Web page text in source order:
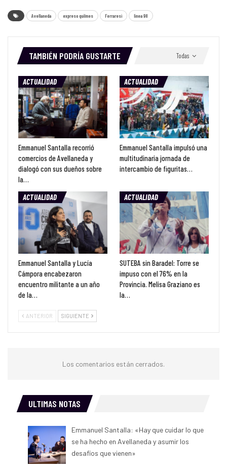
Avellaneda expreso quilmes Ferraresi linea 98
Todas
TAMBIÉN PODRÍA GUSTARTE
ACTUALIDAD
Emmanuel Santalla recorrió
comercios de Avellaneda y
dialogó con sus dueños sobre
la…
ACTUALIDAD
Emmanuel Santalla impulsó una
multitudinaria jornada de
intercambio de figuritas…
ACTUALIDAD
Emmanuel Santalla y Lucía
Cámpora encabezaron
encuentro militante a un año
de la…
ACTUALIDAD
SUTEBA sin Baradel: Torre se
impuso con el 76% en la
Provincia. Melisa Graziano es
la…
ANTERIOR SIGUIENTE
Los comentarios están cerrados.
ULTIMAS NOTAS
Emmanuel Santalla: «Hay que cuidar lo que
se ha hecho en Avellaneda y asumir los
desafíos que vienen»